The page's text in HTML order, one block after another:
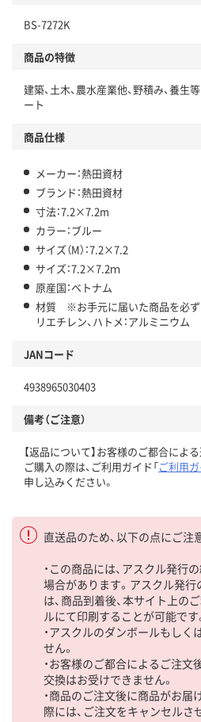
BS-7272K
商品の特徴
建築、土木、農水産業他、野積み、養
ート
商品仕様
メーカー：熱田資材
ブランド：熱田資材
寸法：7.2×7.2m
カラー：ブルー
サイズ（M）：7.2×7.2
サイズ：7.2×7.2ｍ
原産国：ベトナム
材質 ※お手元に届いた商品を必ず
リエチレン、ハトメ：アルミニウム
JANコード
4938965030403
備考（ご注意）
【返品について】お客様のご都合によ
ご購入の際は、ご利用ガイド「ご利用
申し込みください。
直送品のため、以下の点にご注
・この商品には、アスクル発行
場合があります。アスクル発
は、商品到着後、本サイト上の
ルにて印刷することが可能です
・アスクルのダンボールもし
せん。
・お客様のご都合によるご注文
交換はお受けできません。
・商品のご注文後に商品がお
際には、ご注文をキャンセル